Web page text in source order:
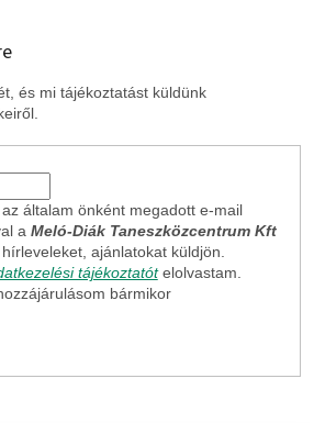
és mi tájékoztatást küldünk
általam önként megadott e-mail
a Meló-Diák Taneszközcentrum Kft
ajánlatokat küldjön.
tájékoztatót elolvastam.
bármikor